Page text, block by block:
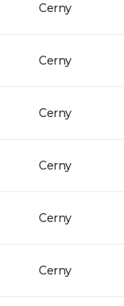
Cerny
Cerny
Cerny
Cerny
Cerny
Cerny